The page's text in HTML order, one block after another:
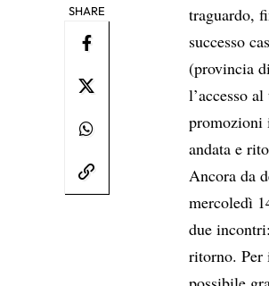
SHARE
traguardo,
successo
(provincia
l’accesso
promozioni
andata e
Ancora da
mercoledì
due
ritorno. Per